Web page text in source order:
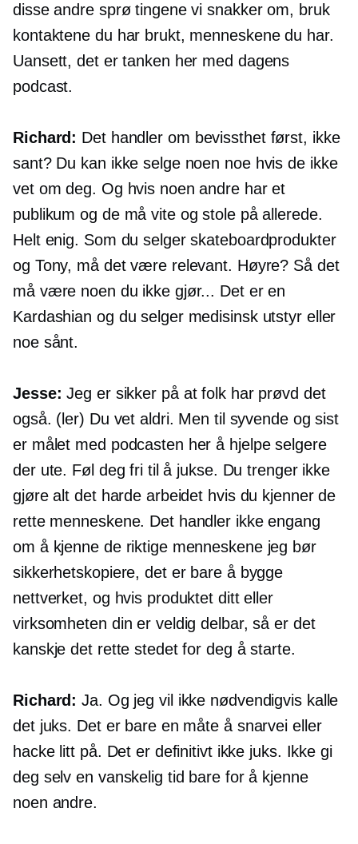
disse andre sprø tingene vi snakker om, bruk
kontaktene du har brukt, menneskene du har.
Uansett, det er tanken her med dagens
podcast.
Richard: Det handler om bevissthet først, ikke
sant? Du kan ikke selge noen noe hvis de ikke
vet om deg. Og hvis noen andre har et
publikum og de må vite og stole på allerede.
Helt enig. Som du selger skateboardprodukter
og Tony, må det være relevant. Høyre? Så det
må være noen du ikke gjør... Det er en
Kardashian og du selger medisinsk utstyr eller
noe sånt.
Jesse: Jeg er sikker på at folk har prøvd det
også. (ler) Du vet aldri. Men til syvende og sist
er målet med podcasten her å hjelpe selgere
der ute. Føl deg fri til å jukse. Du trenger ikke
gjøre alt det harde arbeidet hvis du kjenner de
rette menneskene. Det handler ikke engang
om å kjenne de riktige menneskene jeg bør
sikkerhetskopiere, det er bare å bygge
nettverket, og hvis produktet ditt eller
virksomheten din er veldig delbar, så er det
kanskje det rette stedet for deg å starte.
Richard: Ja. Og jeg vil ikke nødvendigvis kalle
det juks. Det er bare en måte å snarvei eller
hacke litt på. Det er definitivt ikke juks. Ikke gi
deg selv en vanskelig tid bare for å kjenne
noen andre.